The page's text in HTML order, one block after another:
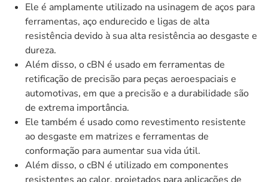
Ele é amplamente utilizado na usinagem de aços para
ferramentas, aço endurecido e ligas de alta
resistência devido à sua alta resistência ao desgaste e
dureza.
Além disso, o cBN é usado em ferramentas de
retificação de precisão para peças aeroespaciais e
automotivas, em que a precisão e a durabilidade são
de extrema importância.
Ele também é usado como revestimento resistente
ao desgaste em matrizes e ferramentas de
conformação para aumentar sua vida útil.
Além disso, o cBN é utilizado em componentes